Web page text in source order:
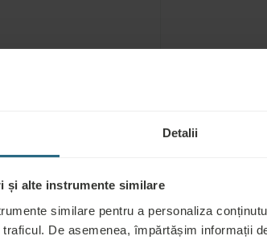
Detalii
și alte instrumente similare
similare pentru a personaliza
De asemenea, împărtășim informații
pentru